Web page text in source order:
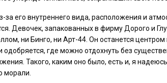
его внутреннего вида, расположения и
Девочек, запакованных в фирму Дорого и
ни Бинго, ни Арт-44. Он останется
одобряется, где можно отдохнуть без
Такого, каким оно было, есть и, я
морали.